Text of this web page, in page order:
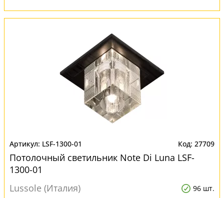
LSF-1300-01 27709
Потолочный светильник Note Di Luna LSF-
1300-01
Lussole (Италия)
96 шт.